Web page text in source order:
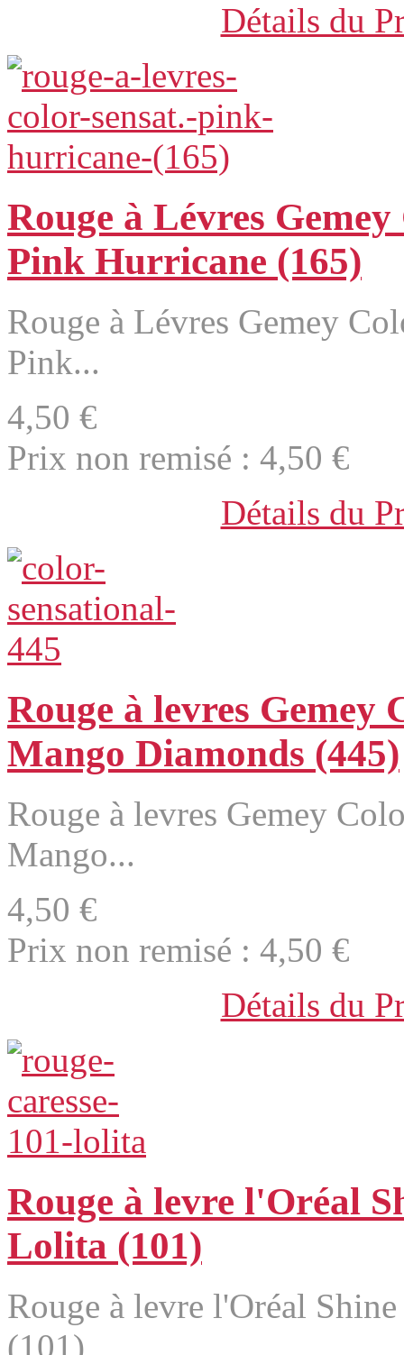
Détails du
Rouge à Lévres
Pink Hurricane (165)
Rouge à Lévres Gemey
Pink...
4,50 €
Prix non remisé : 4,50 €
Détails du
Rouge à levres Gemey
Mango Diamonds (445)
Rouge à levres Gemey
Mango...
4,50 €
Prix non remisé : 4,50 €
Détails du
Rouge à levre l'Oréal
Lolita (101)
Rouge à levre l'Oréal
(101)